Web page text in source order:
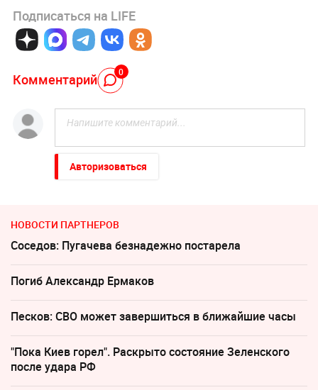
Подписаться на LIFE
Комментарий 0
Авторизоваться
НОВОСТИ ПАРТНЕРОВ
Соседов: Пугачева безнадежно постарела
Погиб Александр Ермаков
Песков: СВО может завершиться в ближайшие часы
"Пока Киев горел". Раскрыто состояние Зеленского
после удара РФ